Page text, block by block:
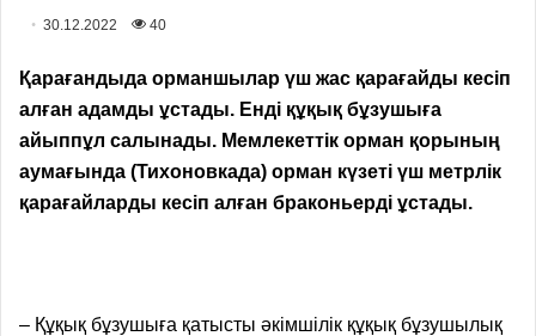
30.12.2022 40
Қарағандыда орманшылар үш жас қарағайды кесіп
алған адамды ұстады. Енді құқық бұзушыға
айыппұл салынады. Мемлекеттік орман қорының
аумағында (Тихоновкада) орман күзеті үш метрлік
қарағайларды кесіп алған браконьерді ұстады.
– Құқық бұзушыға қатысты әкімшілік құқық бұзушылық